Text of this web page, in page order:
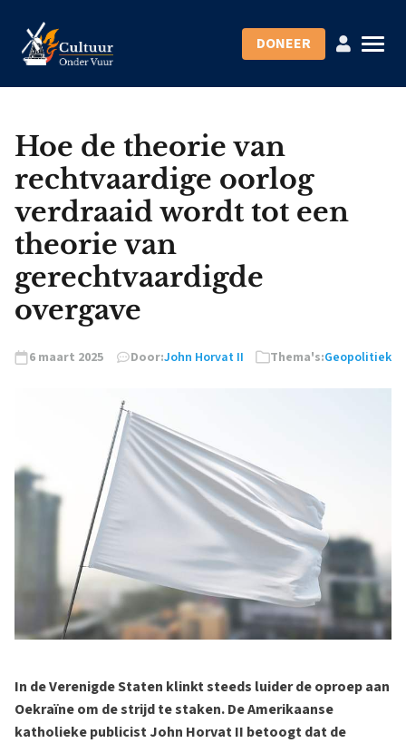
DONEER
Hoe de theorie van
rechtvaardige oorlog
verdraaid wordt tot een
theorie van
gerechtvaardigde
overgave
6 maart 2025 Door:John Horvat II Thema's:Geopolitiek
In de Verenigde Staten klinkt steeds luider de oproep aan
Oekraïne om de strijd te staken. De Amerikaanse
katholieke publicist John Horvat II betoogt dat de